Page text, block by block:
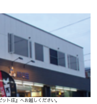
ト庄』へお越しください。